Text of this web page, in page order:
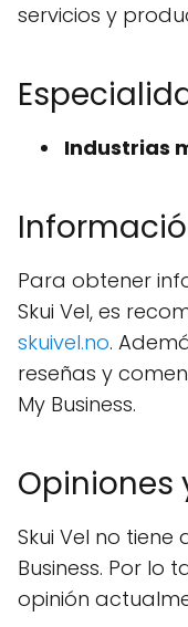
servicios y
Industrias
Para obtener
Skui Vel, es
skuivel.no.
reseñas y
My Business.
Opiniones
Skui Vel no tiene
Business. Por lo
opinión